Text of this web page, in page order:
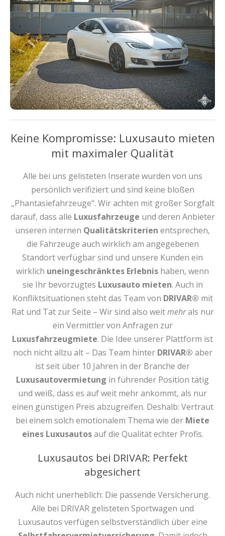
Keine Kompromisse: Luxusauto mieten
mit maximaler Qualität
Alle bei uns gelisteten Inserate wurden von uns
persönlich verifiziert und sind keine bloßen
„Phantasiefahrzeuge“. Wir achten mit großer Sorgfalt
darauf, dass alle Luxusfahrzeuge und deren Anbieter
unseren internen Qualitätskriterien entsprechen,
die Fahrzeuge auch wirklich am angegebenen
Standort verfügbar sind und unsere Kunden ein
wirklich uneingeschränktes Erlebnis haben, wenn
sie Ihr bevorzugtes Luxusauto mieten. Auch in
Konfliktsituationen steht das Team von DRIVAR® mit
Rat und Tat zur Seite – Wir sind also weitmehrals nur
ein Vermittler von Anfragen zur
Luxusfahrzeugmiete. Die Idee unserer Plattform ist
noch nicht allzu alt – Das Team hinter DRIVAR® aber
ist seit über 10 Jahren in der Branche der
Luxusautovermietung in führender Position tätig
und weiß, dass es auf weit mehr ankommt, als nur
einen günstigen Preis abzugreifen. Deshalb: Vertraut
bei einem solch emotionalem Thema wie der Miete
eines Luxusautosauf die Qualität echter Profis.
Luxusautos bei DRIVAR: Perfekt
abgesichert
Auch nicht unerheblich: Die passende Versicherung.
Alle bei DRIVAR gelisteten Sportwagen und
Luxusautos verfügen selbstverständlich über eine